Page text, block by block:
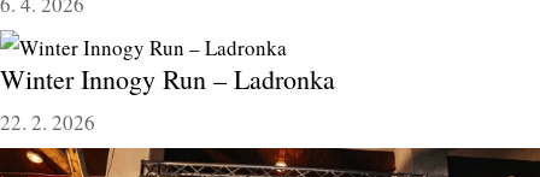
Winter Innogy Run – Ladronka
22. 2. 2026